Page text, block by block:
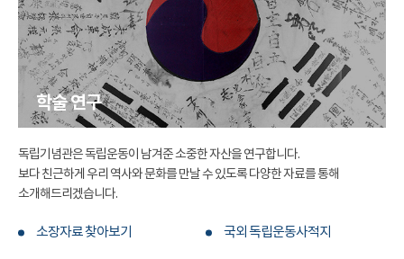
학술 연구
독립기념관은 독립운동이 남겨준 소중한 자산을 연구합니다.
보다 친근하게 우리 역사와 문화를 만날 수 있도록 다양한 자료를 통해
소개해드리겠습니다.
소장자료 찾아보기 국외 독립운동사적지